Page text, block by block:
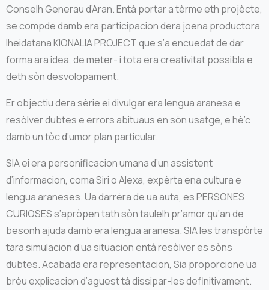
Conselh Generau d’Aran. Entà portar a tèrme eth projècte,
se compde damb era participacion dera joena productora
lheidatana KIONALIA PROJECT que s’a encuedat de dar
forma ara idea, de meter- i tota era creativitat possibla e
deth sòn desvolopament.
Er objectiu dera sèrie ei divulgar era lengua aranesa e
resòlver dubtes e errors abituaus en sòn usatge, e hè’c
damb un tòc d’umor plan particular.
SIA ei era personificacion umana d’un assistent
d’informacion, coma Siri o Alexa, expèrta ena cultura e
lengua araneses. Ua darrèra de ua auta, es PERSONES
CURIOSES s’apròpen tath sòn taulelh pr’amor qu’an de
besonh ajuda damb era lengua aranesa. SIA les transpòrte
tara simulacion d’ua situacion entà resòlver es sòns
dubtes. Acabada era representacion, Sia proporcione ua
brèu explicacion d’aguest tà dissipar-les definitivament.